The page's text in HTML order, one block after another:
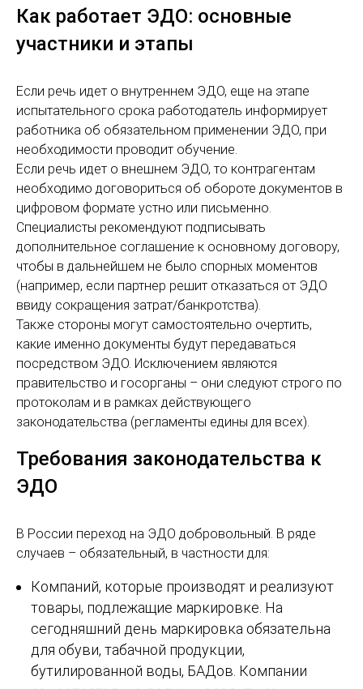
Как работает ЭДО: основные
участники и этапы
Если речь идет о внутреннем ЭДО, еще на этапе
испытательного срока работодатель информирует
работника об обязательном применении ЭДО, при
необходимости проводит обучение.
Если речь идет о внешнем ЭДО, то контрагентам
необходимо договориться об обороте документов в
цифровом формате устно или письменно.
Специалисты рекомендуют подписывать
дополнительное соглашение к основному договору,
чтобы в дальнейшем не было спорных моментов
(например, если партнер решит отказаться от ЭДО
ввиду сокращения затрат/банкротства).
Также стороны могут самостоятельно очертить,
какие именно документы будут передаваться
посредством ЭДО. Исключением являются
правительство и госорганы – они следуют строго по
протоколам и в рамках действующего
законодательства (регламенты едины для всех).
Требования законодательства к
ЭДО
В России переход на ЭДО добровольный. В ряде
случаев – обязательный, в частности для:
Компаний, которые производят и реализуют
товары, подлежащие маркировке. На
сегодняшний день маркировка обязательна
для обуви, табачной продукции,
бутилированной воды, БАДов. Компании